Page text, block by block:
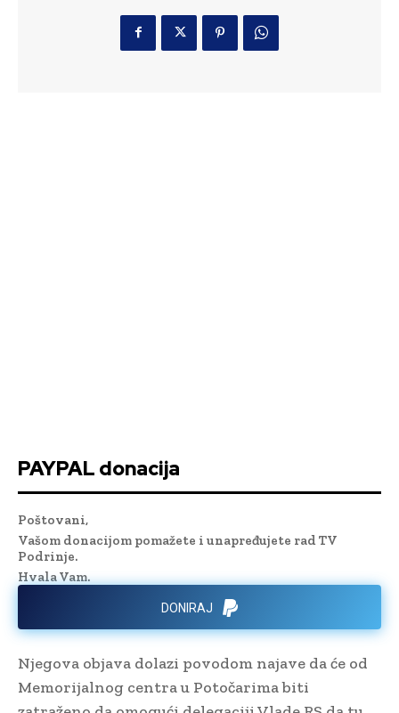
PAYPAL donacija
Poštovani,
Vašom donacijom pomažete i unapređujete rad TV
Podrinje.
Hvala Vam.
DONIRAJ
Njegova objava dolazi povodom najave da će od
Memorijalnog centra u Potočarima biti